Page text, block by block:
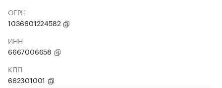
ОГРН
1036601224582
ИНН
6667006658
КПП
662301001